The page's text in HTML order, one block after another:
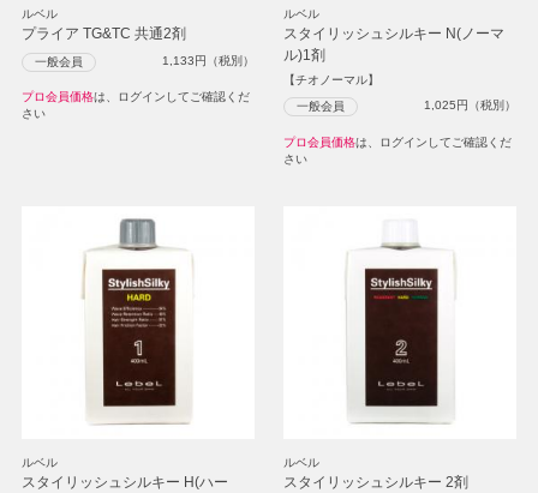
ルベル
プライア TG&TC 共通2剤
一般会員 1,133円（税別）
プロ会員価格は、ログインしてご確認くだ
さい
ルベル
スタイリッシュシルキー N(ノーマ
ル)1剤
【チオノーマル】
一般会員 1,025円（税別）
プロ会員価格は、ログインしてご確認くだ
さい
ルベル
スタイリッシュシルキー H(ハー
ルベル
スタイリッシュシルキー 2剤